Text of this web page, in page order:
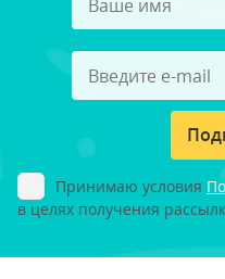
Принимаю условия
в целях получения